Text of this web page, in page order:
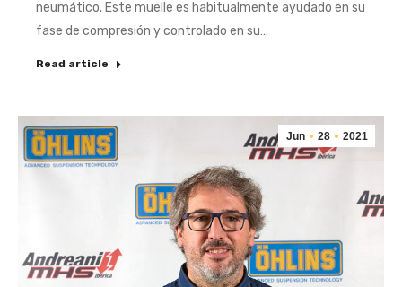
neumático. Este muelle es habitualmente ayudado en su
fase de compresión y controlado en su…
Read article
Jun 28 2021